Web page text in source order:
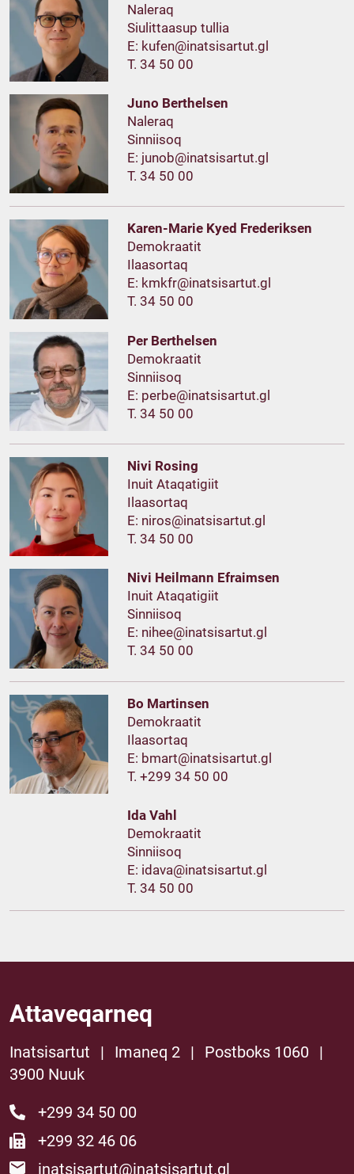
Naleraq
Siulittaasup tullia
E:
T. 34 50 00
Juno Berthelsen
Naleraq
Sinniisoq
E:
T. 34 50 00
Karen-Marie Kyed Frederiksen
Demokraatit
Ilaasortaq
E:
T. 34 50 00
Per Berthelsen
Demokraatit
Sinniisoq
E:
T. 34 50 00
Nivi Rosing
Inuit Ataqatigiit
Ilaasortaq
E:
T. 34 50 00
Nivi Heilmann Efraimsen
Inuit Ataqatigiit
Sinniisoq
E:
T. 34 50 00
Bo Martinsen
Demokraatit
Ilaasortaq
E:
T. +299 34 50 00
Ida Vahl
Demokraatit
Sinniisoq
E:
T. 34 50 00
Attaveqarneq
Inatsisartut | Imaneq 2 | Postboks 1060
|
3900 Nuuk
+299 34 50 00
+299 32 46 06
inatsisartut@inatsisartut.gl